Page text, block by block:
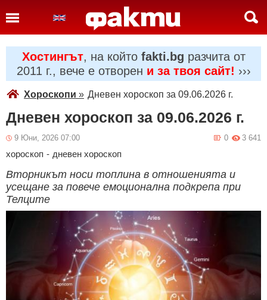
Хостингът, на който fakti.bg разчита от
2011 г., вече е отворен и за твоя сайт! ›››
Хороскопи » Дневен хороскоп за 09.06.2026 г.
Дневен хороскоп за 09.06.2026 г.
9 Юни, 2026 07:00 3 641
0
хороскоп - дневен хороскоп
Вторникът носи топлина в отношенията и
усещане за повече емоционална подкрепа при
Телците